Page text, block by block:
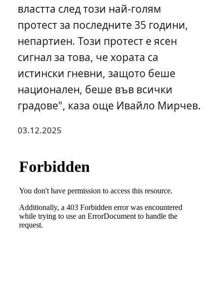
властта след този най-голям
протест за последните 35 години,
непартиен. Този протест е ясен
сигнал за това, че хората са
истински гневни, защото беше
национален, беше във всички
градове", каза още Ивайло Мирчев.
03.12.2025